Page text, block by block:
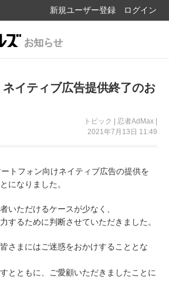
新規ユーザー登録 ログイン
ネイティブ広告提供終了のお
トピック | 忍者AdMax |
2021年7月13日 11:49
トフォン向けネイティブ広告の提供を
になりました。
いただけるケースが少なく、
するために判断させていただきました。
さまにはご迷惑をおかけすることとな
とともに、ご愛顧いただきましたことに